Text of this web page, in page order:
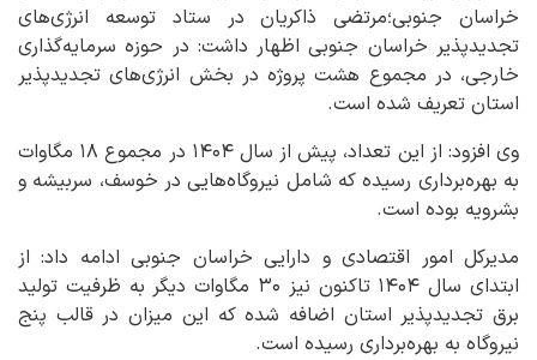
خراسان جنوبی؛مرتضی ذاکریان در ستاد توسعه انرژی‌های
تجدیدپذیر خراسان جنوبی اظهار داشت: در حوزه سرمایه‌گذاری
خارجی، در مجموع هشت پروژه در بخش انرژی‌های تجدیدپذیر
استان تعریف شده است.
وی افزود: از این تعداد، پیش از سال ۱۴۰۴ در مجموع ۱۸ مگاوات
به بهره‌برداری رسیده که شامل نیروگاه‌هایی در خوسف، سربیشه و
بشرویه بوده است.
مدیرکل امور اقتصادی و دارایی خراسان جنوبی ادامه داد: از
ابتدای سال ۱۴۰۴ تاکنون نیز ۳۰ مگاوات دیگر به ظرفیت تولید
برق تجدیدپذیر استان اضافه شده که این میزان در قالب پنج
نیروگاه به بهره‌برداری رسیده است.